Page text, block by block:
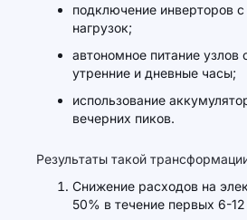
подключение инверторов
нагрузок;
автономное питание узлов
утренние и дневные часы;
использование
вечерних пиков.
Результаты такой
Снижение расходов на
50% в течение первых 6-